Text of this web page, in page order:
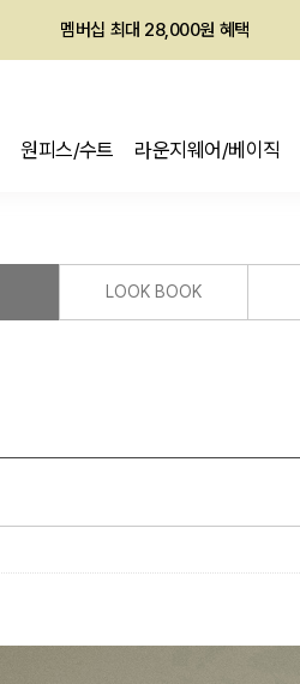
회원전용 아울렛, 가입하면 ~60% 할인!
원피스/수트 라운지웨어/베이직
LOOK BOOK